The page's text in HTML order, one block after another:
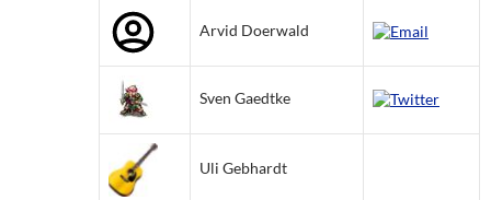
Arvid Doerwald
Sven Gaedtke
Uli Gebhardt